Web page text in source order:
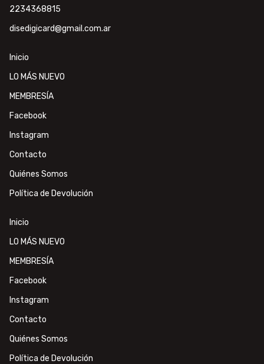
2234368815
disedigicard@gmail.com.ar
Inicio
LO MÁS NUEVO
MEMBRESÍA
Facebook
Instagram
Contacto
Quiénes Somos
Política de Devolución
Inicio
LO MÁS NUEVO
MEMBRESÍA
Facebook
Instagram
Contacto
Quiénes Somos
Política de Devolución